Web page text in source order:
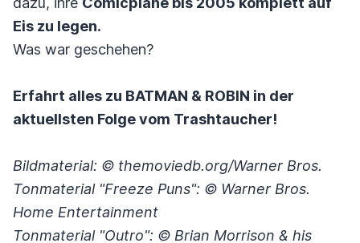
Eis zu legen.
Was war geschehen?
Erfahrt alles zu BATMAN & ROBIN in der
aktuellsten Folge vom Trashtaucher!
Bildmaterial: © themoviedb.org/Warner Bros.
Tonmaterial "Freeze Puns": © Warner Bros.
Home Entertainment
Tonmaterial "Outro": © Brian Morrison & his